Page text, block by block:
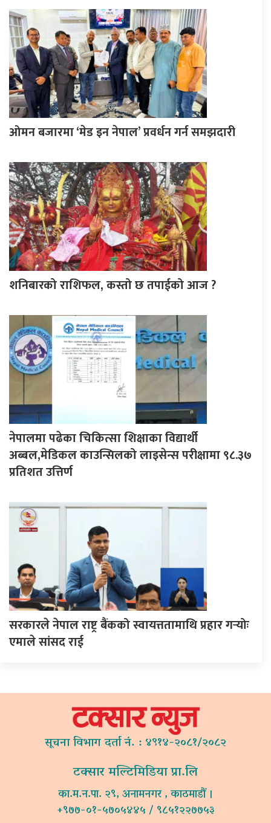
ओमन बजारमा ‘मेड इन नेपाल’ प्रवर्धन गर्न समझदारी
शनिबारको राशिफल, कस्तो छ तपाईको आज ?
नेपालमा पढेका चिकित्सा शिक्षाका विद्यार्थी
अब्बल,मेडिकल काउन्सिलको लाइसेन्स परीक्षामा ९८.३७
प्रतिशत उत्तिर्ण
सरकारले नेपाल राष्ट्र बैंकको स्वायत्ततामाथि प्रहार गर्‍योः
एमाले सांसद राई
सूचना विभाग दर्ता नं. : ४९१४-२०८१/२०८२
टक्सार मल्टिमिडिया प्रा.लि
का.म.न.पा. २९, अनामनगर , काठमाडौं ।
+९७७-०१-५७०५४४५ / ९८५१२२७७५३